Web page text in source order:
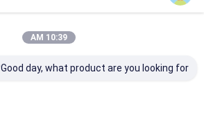
10:39 AM
Good day, what product are you looking for?